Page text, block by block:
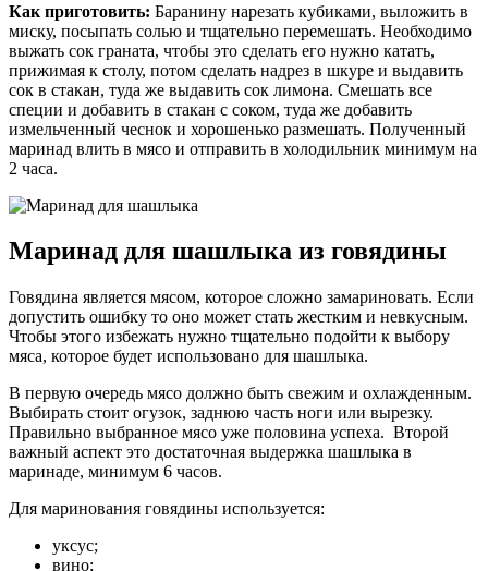
Как приготовить: Баранину нарезать кубиками, выложить в
миску, посыпать солью и тщательно перемешать. Необходимо
выжать сок граната, чтобы это сделать его нужно катать,
прижимая к столу, потом сделать надрез в шкуре и выдавить
сок в стакан, туда же выдавить сок лимона. Смешать все
специи и добавить в стакан с соком, туда же добавить
измельченный чеснок и хорошенько размешать. Полученный
маринад влить в мясо и отправить в холодильник минимум на
2 часа.
Маринад для шашлыка из говядины
Говядина является мясом, которое сложно замариновать. Если
допустить ошибку то оно может стать жестким и невкусным.
Чтобы этого избежать нужно тщательно подойти к выбору
мяса, которое будет использовано для шашлыка.
В первую очередь мясо должно быть свежим и охлажденным.
Выбирать стоит огузок, заднюю часть ноги или вырезку.
Правильно выбранное мясо уже половина успеха. Второй
важный аспект это достаточная выдержка шашлыка в
маринаде, минимум 6 часов.
Для маринования говядины используется:
уксус;
вино;